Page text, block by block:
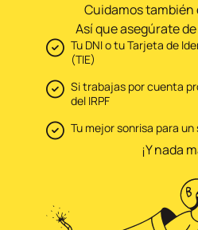
Cuidamos también
Así que asegúrate
Tu DNI o tu Tarjeta de
(TIE)
Si trabajas por cuenta
del IRPF
Tu mejor sonrisa para un
¡Y nada